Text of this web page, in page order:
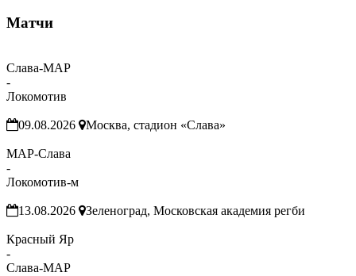
Матчи
Слава-МАР
-
Локомотив
09.08.2026 Москва, стадион «Слава»
МАР-Слава
-
Локомотив-м
13.08.2026 Зеленоград, Московская академия регби
Красный Яр
-
Слава-МАР